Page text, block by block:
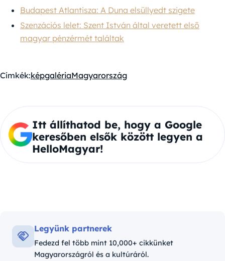
Budapest Atlantisza: A Duna elsüllyedt szigete
Szenzációs lelet: Szent István által veretett első
magyar pénzérmét találtak
Címkék:képgalériaMagyarország
Itt állíthatod be, hogy a Google
keresőben elsők között legyen a
HelloMagyar!
Legyünk partnerek
Fedezd fel több mint 10,000+ cikkünket
Magyarországról és a kultúráról.